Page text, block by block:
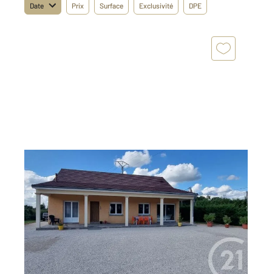
Date Prix Surface Exclusivité DPE
BRUAILLES 71
98,23 m2, 4 pièces
Ref : 2726
Maison à vendre
215 000 €
Maison de plain pied récente, située à